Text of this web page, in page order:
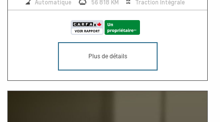
Automatique 56 818 KM Traction Intégrale
Plus de détails